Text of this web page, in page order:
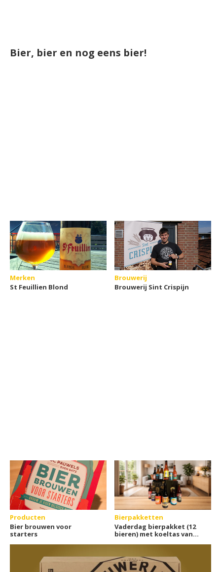
Bier, bier en nog eens bier!
Merken
St Feuillien Blond
Brouwerij
Brouwerij Sint Crispijn
Producten
Bier brouwen voor
starters
Bierpakketten
Vaderdag bierpakket (12
bieren) met koeltas van